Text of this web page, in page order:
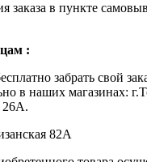
заказа в пункте
:
забрать свой
в наших магазинах:
26А.
82А